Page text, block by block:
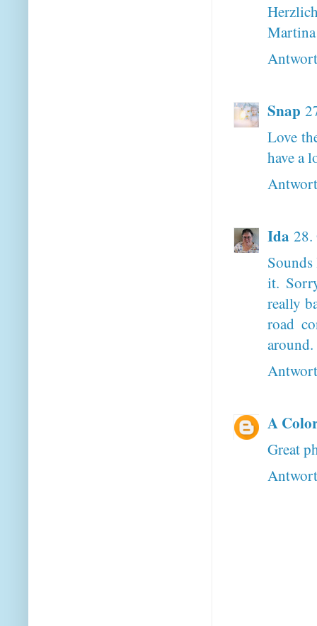
Martina
Snap
Love
have a
Ida 28.
it.
really
road
around.
A
Great